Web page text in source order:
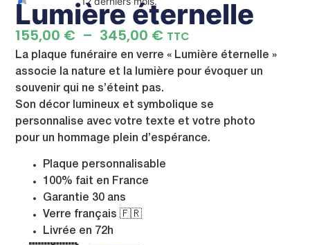
Lumière éternelle
155,00 € – 345,00 € TTC
La plaque funéraire en verre « Lumière éternelle »
associe la nature et la lumière pour évoquer un
souvenir qui ne s’éteint pas.
Son décor lumineux et symbolique se
personnalise avec votre texte et votre photo
pour un hommage plein d’espérance.
Plaque personnalisable
100% fait en France
Garantie 30 ans
Verre français 🇫🇷
Livrée en 72h